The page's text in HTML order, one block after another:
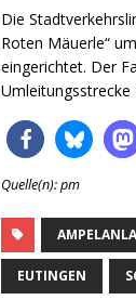
Die
Roten Mäuerle“
eingerichtet. Der
Umleitungsstrecke
Quelle(n): pm
EUTINGEN